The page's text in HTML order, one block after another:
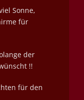
Sonne,
für
der
!!
für den